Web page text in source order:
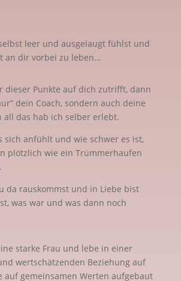
leer und ausgelaugt fühlst und
an dir vorbei zu leben…
dieser Punkte auf dich zutrifft, dann
dein Coach, sondern auch deine
all das hab ich selber erlebt.
sich anfühlt und wie schwer es ist,
plötzlich wie ein Trümmerhaufen
da rauskommst und in Liebe bist
was war und was dann noch
starke Frau und lebe in einer
wertschätzenden Beziehung auf
auf gemeinsamen Werten aufgebaut